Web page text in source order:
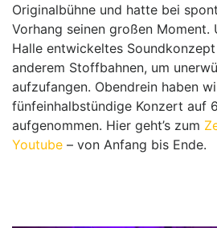
Originalbühne und hatte bei
Vorhang seinen großen Moment.
Halle entwickeltes
anderem Stoffbahnen, um
aufzufangen. Obendrein haben
fünfeinhalbstündige Konzert auf
aufgenommen. Hier geht’s zum
Youtube – von Anfang bis Ende.